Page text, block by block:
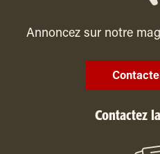
Annoncez sur notre
Contactez